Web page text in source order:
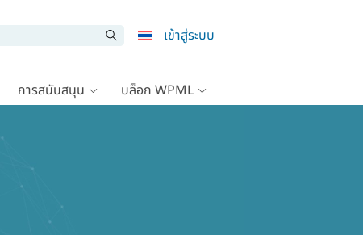
เข้าสู่ระบบ
การสนับสนุน บล็อก WPML